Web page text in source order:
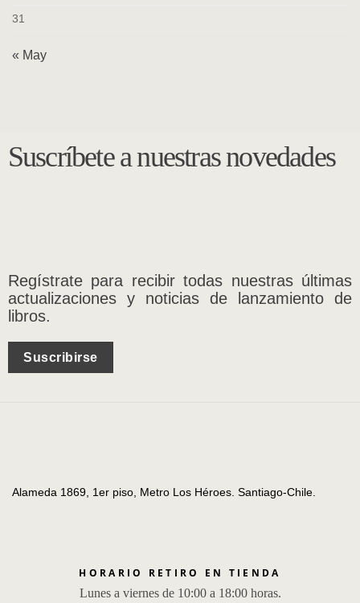
31
« May
Suscríbete a nuestras novedades
Regístrate para recibir todas nuestras últimas
actualizaciones y noticias de lanzamiento de
libros.
Suscribirse
Alameda 1869, 1er piso, Metro Los Héroes. Santiago-Chile.
HORARIO RETIRO EN TIENDA
Lunes a viernes de 10:00 a 18:00 horas.